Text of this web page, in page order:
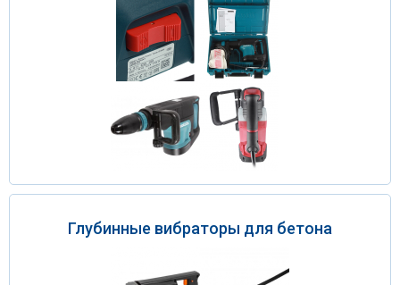
Глубинные вибраторы для бетона